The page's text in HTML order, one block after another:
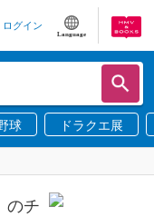
ログイン
Language
球 ドラクエ展
のチ